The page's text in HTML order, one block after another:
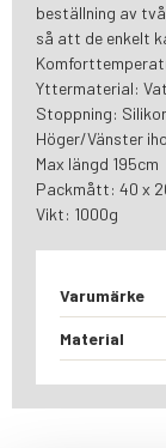
beställning av
så att de enkelt
Yttermaterial:
Stoppning:
Höger/Vänster
Max längd 195cm
Packmått: 40 x
Vikt: 1000g
Varumärke
Material